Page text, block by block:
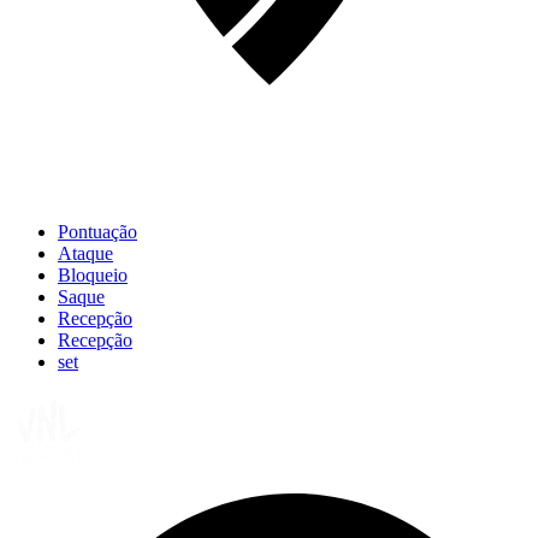
Pontuação
Ataque
Bloqueio
Saque
Recepção
Recepção
set